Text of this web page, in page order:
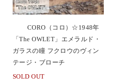
CORO（コロ）☆1948年
「The OWLET」エメラルド・
ガラスの瞳 フクロウのヴィン
テージ・ブローチ
SOLD OUT